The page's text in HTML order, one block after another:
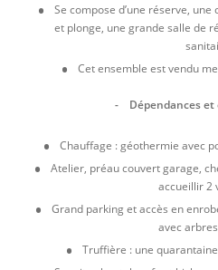
Se compose d’une réserve,
et plonge, une grande salle de
Cet ensemble est vendu
- Dépendances et
Chauffage : géothermie avec
Atelier, préau couvert garage,
accueillir 2
Grand parking et accès en
avec
Truffière : une